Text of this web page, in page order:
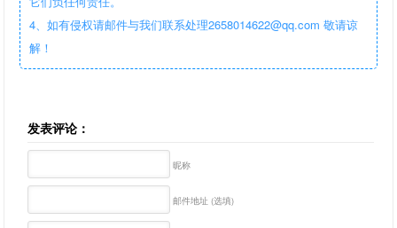
4、如有侵权请邮件与我们联系处理2658014622@qq.com 敬请谅
解！
发表评论：
昵称
邮件地址 (选填)